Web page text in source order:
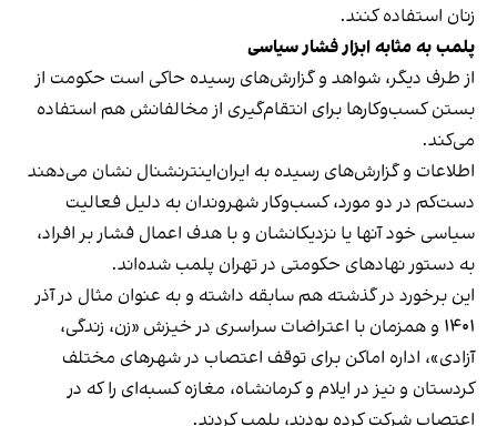
زنان استفاده کنند.
پلمب به مثابه ابزار فشار سیاسی
از طرف دیگر، شواهد و گزارش‌های رسیده حاکی است حکومت از
بستن کسب‌وکارها برای انتقام‌گیری از مخالفانش هم استفاده
می‌کند.
اطلاعات و گزارش‌های رسیده به ایران‌اینترنشنال نشان می‌دهند
دست‌کم در دو مورد، کسب‌وکار شهروندان به دلیل فعالیت
سیاسی خود آنها یا نزدیکانشان و با هدف اعمال فشار بر افراد،
به دستور نهادهای حکومتی در تهران پلمب شده‌اند.
این برخورد در گذشته هم سابقه داشته و به عنوان مثال در آذر
۱۴۰۱ و همزمان با اعتراضات سراسری در خیزش «زن، زندگی،
آزادی»، اداره اماکن برای توقف اعتصاب در شهرهای مختلف
کردستان و نیز در ایلام و کرمانشاه، مغازه کسبه‌ای را که در
اعتصاب شرکت کرده بودند، پلمب کردند.